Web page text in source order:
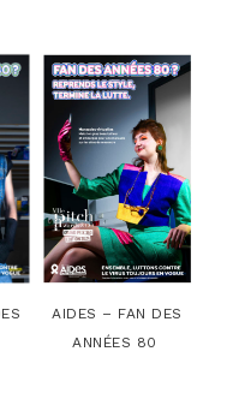
AIDES – FAN DES
ANNÉES 80